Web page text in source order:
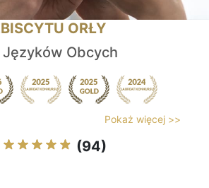
ORŁY
Języków Obcych
Pokaż więcej >>
(94)